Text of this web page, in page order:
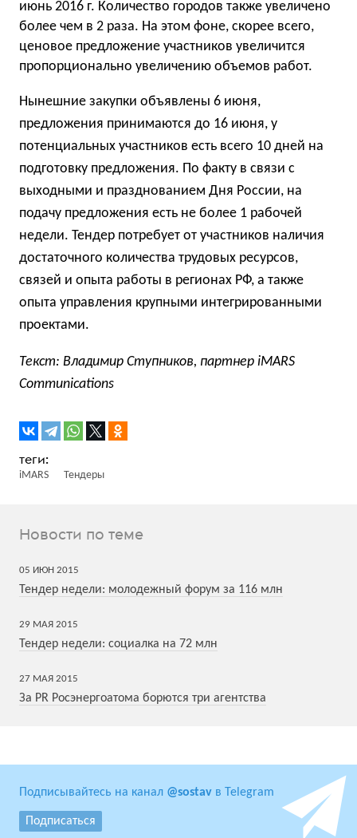
июнь 2016 г. Количество городов также увеличено
более чем в 2 раза. На этом фоне, скорее всего,
ценовое предложение участников увеличится
пропорционально увеличению объемов работ.
Нынешние закупки объявлены 6 июня,
предложения принимаются до 16 июня, у
потенциальных участников есть всего 10 дней на
подготовку предложения. По факту в связи с
выходными и празднованием Дня России, на
подачу предложения есть не более 1 рабочей
недели. Тендер потребует от участников наличия
достаточного количества трудовых ресурсов,
связей и опыта работы в регионах РФ, а также
опыта управления крупными интегрированными
проектами.
Текст: Владимир Ступников, партнер iMARS
Communications
iMARS Тендеры
Новости по теме
05 ИЮН 2015
Тендер недели: молодежный форум за 116 млн
29 МАЯ 2015
Тендер недели: социалка на 72 млн
27 МАЯ 2015
За PR Росэнергоатома борются три агентства
Подписывайтесь на канал @sostav в Telegram
Подписаться